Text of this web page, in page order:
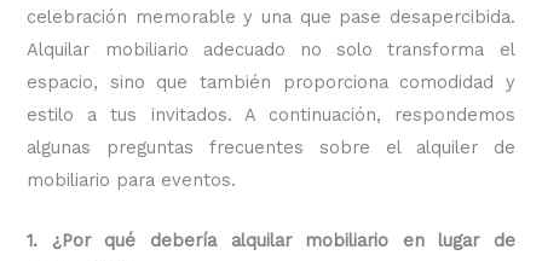
celebración memorable y una que pase desapercibida.
Alquilar mobiliario adecuado no solo transforma el
espacio, sino que también proporciona comodidad y
estilo a tus invitados. A continuación, respondemos
algunas preguntas frecuentes sobre el alquiler de
mobiliario para eventos.
1. ¿Por qué debería alquilar mobiliario en lugar de